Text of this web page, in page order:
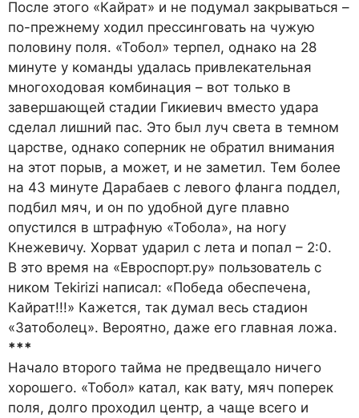
После этого «Кайрат» и не подумал закрываться –
по-прежнему ходил прессинговать на чужую
половину поля. «Тобол» терпел, однако на 28
минуте у команды удалась привлекательная
многоходовая комбинация – вот только в
завершающей стадии Гикиевич вместо удара
сделал лишний пас. Это был луч света в темном
царстве, однако соперник не обратил внимания
на этот порыв, а может, и не заметил. Тем более
на 43 минуте Дарабаев с левого фланга поддел,
подбил мяч, и он по удобной дуге плавно
опустился в штрафную «Тобола», на ногу
Кнежевичу. Хорват ударил с лета и попал – 2:0.
В это время на «Евроспорт.ру» пользователь с
ником Tekirizi написал: «Победа обеспечена,
Кайрат!!!» Кажется, так думал весь стадион
«Затоболец». Вероятно, даже его главная ложа.
***
Начало второго тайма не предвещало ничего
хорошего. «Тобол» катал, как вату, мяч поперек
поля, долго проходил центр, а чаще всего и